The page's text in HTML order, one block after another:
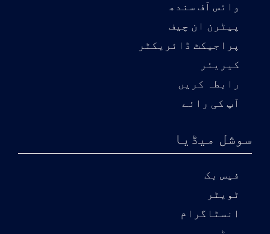
وائس آف سندھ
پیٹرن ان چیف
پراجیکٹ ڈائریکٹر
کیریئر
رابطہ کریں
آپ کی رائے
سوشل میڈیا
فیس بک
ٹویٹر
انسٹاگرام